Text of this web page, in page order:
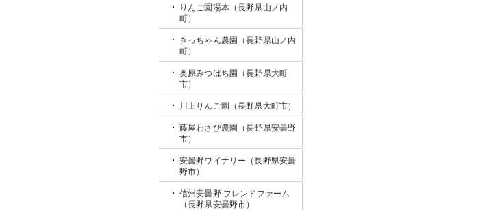
りんご園湯本（長野県山ノ内
町）
きっちゃん農園（長野県山ノ内
町）
奥原みつばち園（長野県大町
市）
川上りんご園（長野県大町市）
藤屋わさび農園（長野県安曇野
市）
安曇野ワイナリー（長野県安曇
野市）
信州安曇野 フレンドファーム
（長野県安曇野市）